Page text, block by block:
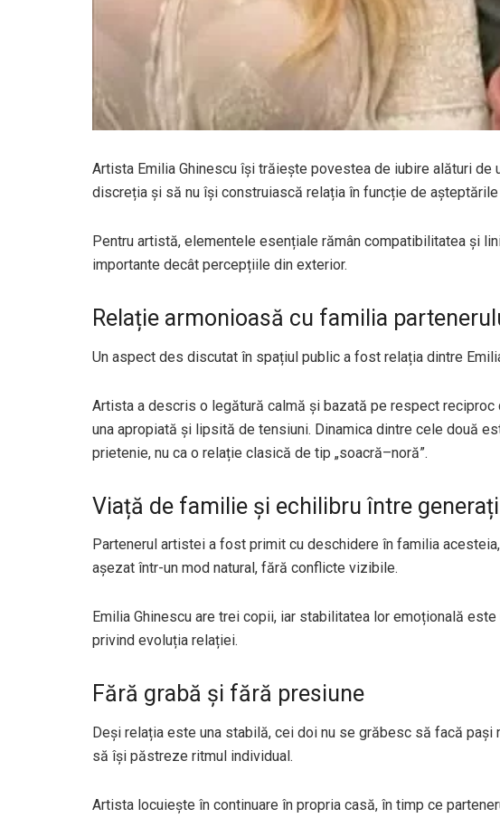
Artista Emilia Ghinescu își trăiește povestea de iubire alături de
discreția și să nu își construiască relația în funcție de
Pentru artistă, elementele esențiale rămân compatibilitatea și
importante decât percepțiile din exterior.
Relație armonioasă cu familia
Un aspect des discutat în spațiul public a fost relația dintre
Artista a descris o legătură calmă și bazată pe respect reciproc
una apropiată și lipsită de tensiuni. Dinamica dintre cele două
prietenie, nu ca o relație clasică de tip „soacră–noră”.
Viață de familie și echilibru între
Partenerul artistei a fost primit cu deschidere în familia
așezat într-un mod natural, fără conflicte vizibile.
Emilia Ghinescu are trei copii, iar stabilitatea lor emoțională
privind evoluția relației.
Fără grabă și fără presiune
Deși relația este una stabilă, cei doi nu se grăbesc să facă pași
să își păstreze ritmul individual.
Artista locuiește în continuare în propria casă, în timp ce